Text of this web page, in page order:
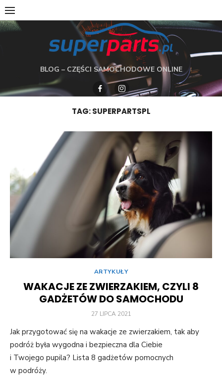
Skip
to
BLOG – CZĘŚCI SAMOCHODOWE ONLINE
TAG:SUPERPARTSPL
ARTYKUŁY
WAKACJE ZE ZWIERZAKIEM, CZYLI 8
GADŻETÓW DO SAMOCHODU
POSTED
27 LIPCA 2021
Jak przygotować się na wakacje ze zwierzakiem, tak aby
podróż była wygodna i bezpieczna dla Ciebie
i Twojego pupila? Lista 8 gadżetów pomocnych
w podróży.